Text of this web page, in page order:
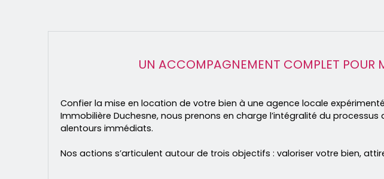
UN ACCOMPAGNEMENT COMPLET POUR
Confier la mise en location de votre bien à une agence locale
Immobilière Duchesne, nous prenons en charge l’intégralité du
alentours immédiats.
Nos actions s’articulent autour de trois objectifs : valoriser votre bien,